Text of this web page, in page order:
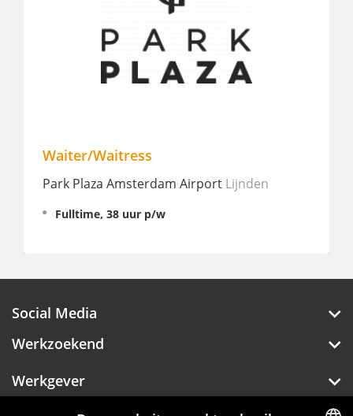
Waiter/Waitress
Park Plaza Amsterdam Airport Lijnden
Fulltime, 38 uur p/w
Social Media
Werkzoekend
Werkgever